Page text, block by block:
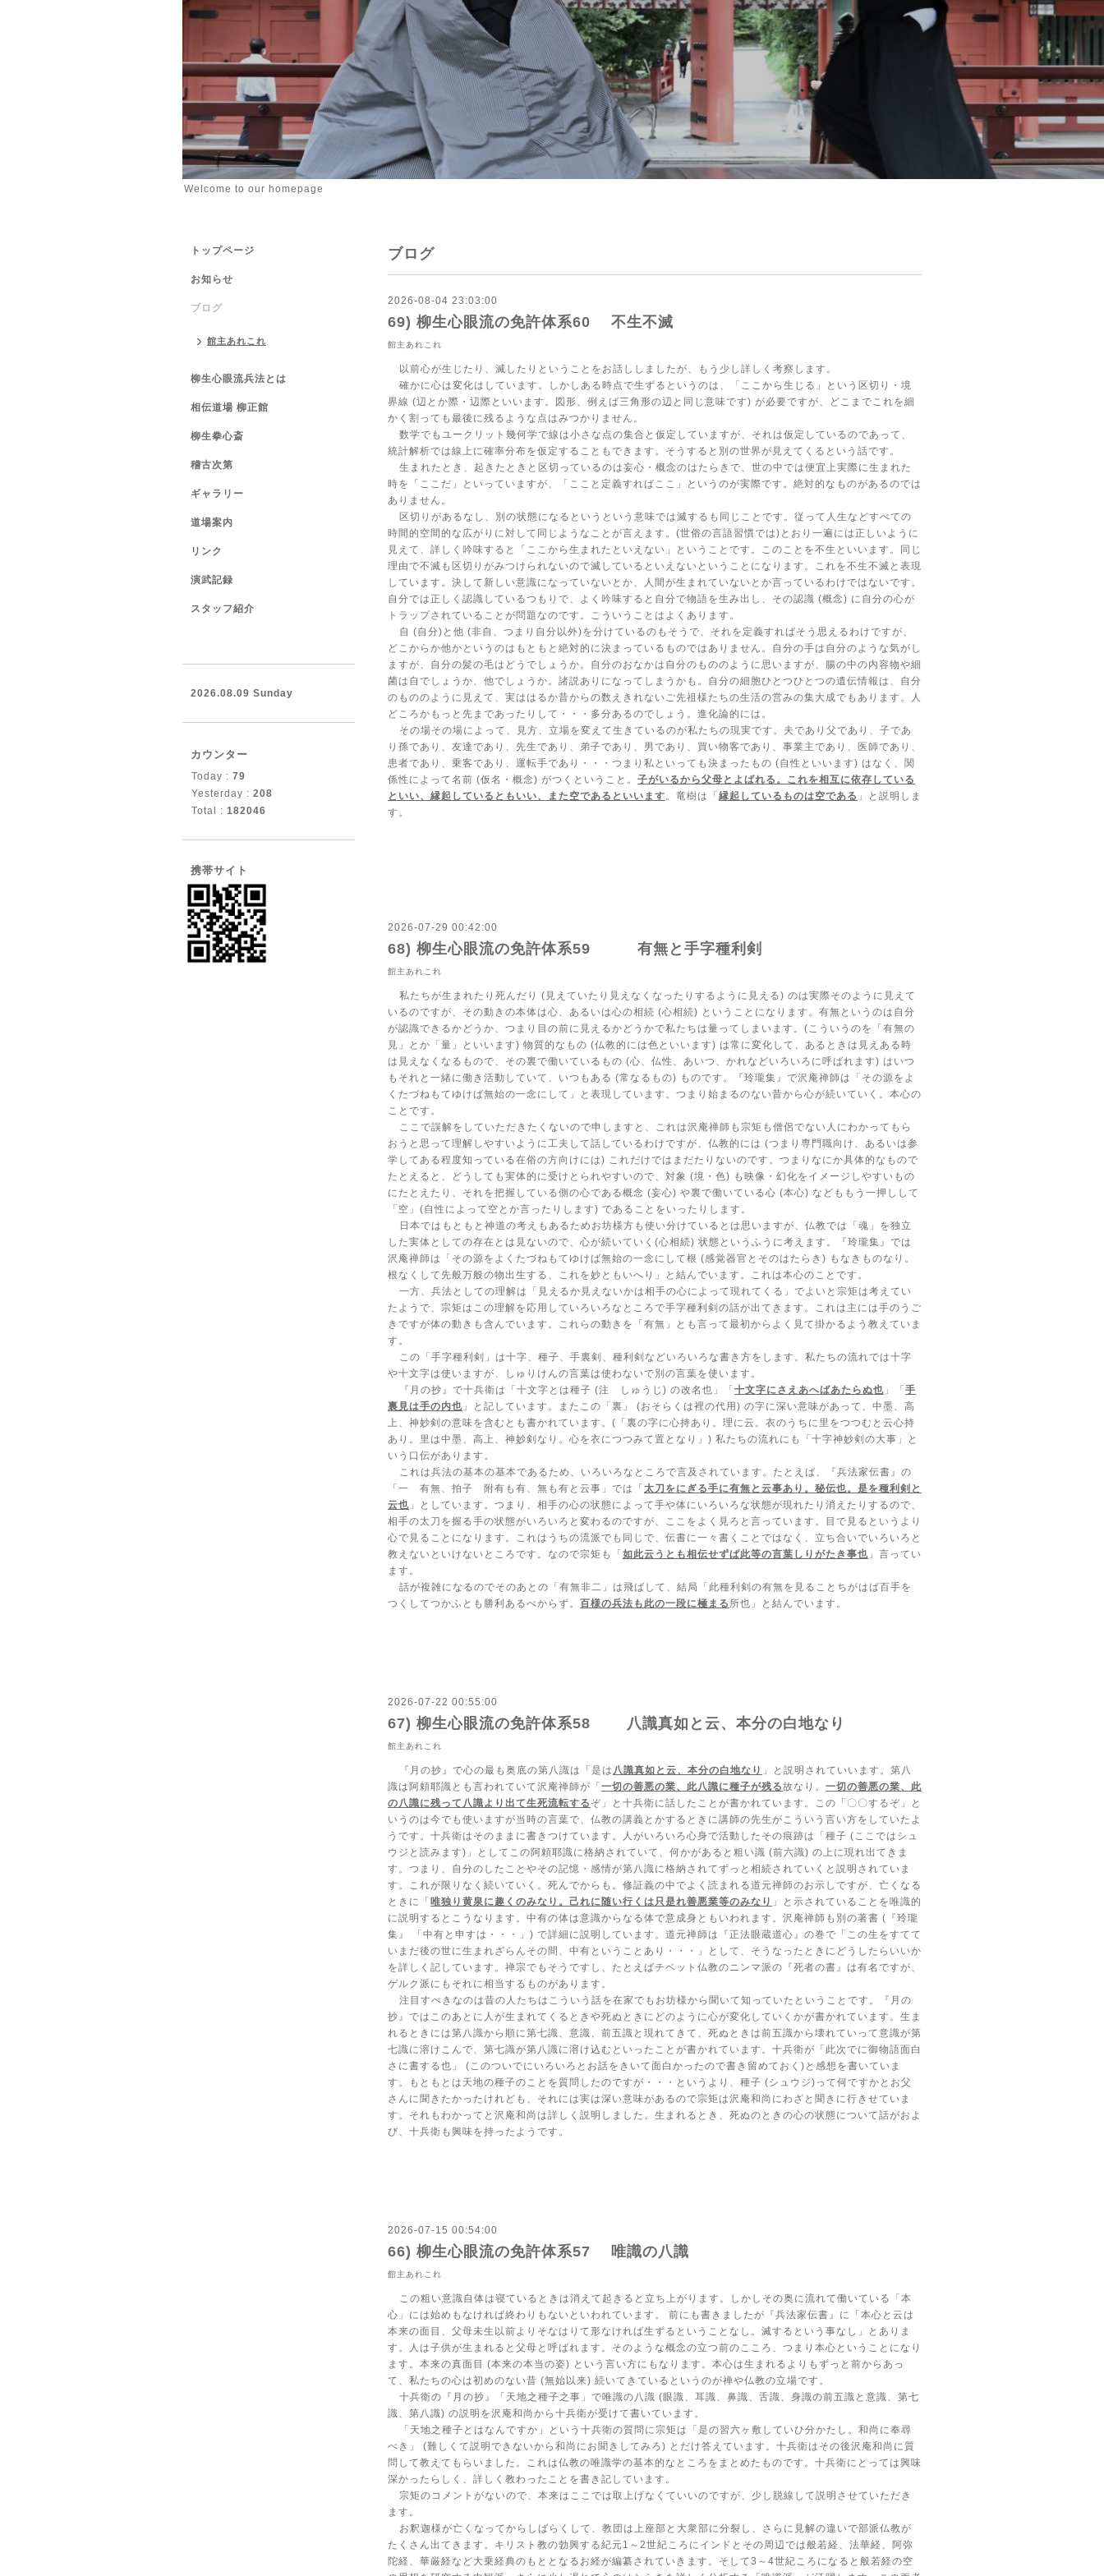
Welcome to our homepage
ブログ
2026-08-04 23:03:00
69) 柳生心眼流の免許体系60 不生不滅
館主あれこれ
以前心が生じたり、滅したりということをお話ししましたが、もう少し詳しく考察します。
確かに心は変化はしています。しかしある時点で生ずるというのは、「ここから生じる」という区切り・境
界線 (辺とか際・辺際といいます。図形、例えば三角形の辺と同じ意味です) が必要ですが、どこまでこれを細
かく割っても最後に残るような点はみつかりません。
数学でもユークリット幾何学で線は小さな点の集合と仮定していますが、それは仮定しているのであって、
統計解析では線上に確率分布を仮定することもできます。そうすると別の世界が見えてくるという話です。
生まれたとき、起きたときと区切っているのは妄心・概念のはたらきで、世の中では便宜上実際に生まれた
時を「ここだ」といっていますが、「ここと定義すればここ」というのが実際です。絶対的なものがあるのでは
ありません。
区切りがあるなし、別の状態になるというという意味では滅するも同じことです。従って人生などすべての
時間的空間的な広がりに対して同じようなことが言えます。 (世俗の言語習慣では) とおり一遍には正しいように
見えて、詳しく吟味すると「ここから生まれたといえない」ということです。このことを不生といいます。同じ
理由で不滅も区切りがみつけられないので滅しているといえないということになります。これを不生不滅と表現
しています。決して新しい意識になっていないとか、人間が生まれていないとか言っているわけではないです。
自分では正しく認識しているつもりで、よく吟味すると自分で物語を生み出し、その認識 (概念) に自分の心が
トラップされていることが問題なのです。こういうことはよくあります。
自 (自分) と他 (非自、つまり自分以外)を分けているのもそうで、それを定義すればそう思えるわけですが、
どこからか他かというのはもともと絶対的に決まっているものではありません。自分の手は自分のような気がし
ますが、自分の髪の毛はどうでしょうか。自分のおなかは自分のもののように思いますが、腸の中の内容物や細
菌は自でしょうか、他でしょうか。諸説ありになってしまうかも。自分の細胞ひとつひとつの遺伝情報は、自分
のもののように見えて、実ははるか昔からの数えきれないご先祖様たちの生活の営みの集大成でもあります。人
どころかもっと先まであったりして・・・多分あるのでしょう。進化論的には。
その場その場によって、見方、立場を変えて生きているのが私たちの現実です。夫であり父であり、子であ
り孫であり、友達であり、先生であり、弟子であり、男であり、買い物客であり、事業主であり、医師であり、
患者であり、乗客であり、運転手であり・・・つまり私といっても決まったもの (自性といいます) はなく、関
係性によって名前 (仮名・概念) がつくということ。 子がいるから父母とよばれる。これを相互に依存している
といい、縁起しているともいい、また空であるといいます。竜樹は「 縁起しているものは空である 」と説明しま
す。
2026-07-29 00:42:00
68) 柳生心眼流の免許体系59 有無と手字種利剣
館主あれこれ
私たちが生まれたり死んだり ( 見えていたり見えなくなったりするように見える) のは実際そのように見えて
いるのですが、その動きの本体は心、あるいは心の相続 (心相続) ということになります。有無というのは自分
が認識できるかどうか、つまり目の前に見えるかどうかで私たちは量ってしまいます。 (こういうのを「有無の
見」とか「量」といいます) 物質的なもの (仏教的には色といいます) は常に変化して、あるときは見えある時
は見えなくなるもので、その裏で働いているもの (心、仏性、あいつ、かれなどいろいろに呼ばれます) はいつ
もそれと一緒に働き活動していて、いつもある (常なるもの) ものです。『玲瓏集』で沢庵禅師は「その源をよ
くたづねもてゆけば無始の一念にして」と表現しています。つまり始まるのない昔から心が続いていく。本心の
ことです。
ここで誤解をしていただきたくないので申しますと、これは沢庵禅師も宗矩も僧侶でない人にわかってもら
おうと思って理解しやすいように工夫して話しているわけですが、仏教的には (つまり専門職向け、あるいは参
学してある程度知っている在俗の方向けには) これだけではまだたりないのです。つまりなにか具体的なもので
たとえると、どうしても実体的に受けとられやすいので、対象 (境・色) も映像・幻化をイメージしやすいもの
にたとえたり、それを把握している側の心である概念 (妄心) や裏で働いている心 (本心) などももう一押しして
「空」 (自性によって空とか言ったりします) であることをいったりします。
日本ではもともと神道の考えもあるためお坊様方も使い分けているとは思いますが、仏教では「魂」を独立
した実体としての存在とは見ないので、心が続いていく (心相続) 状態というふうに考えます。『玲瓏集』では
沢庵禅師は「その源をよくたづねもてゆけば無始の一念にして根 (感覚器官とそのはたらき ) もなきものなり。
根なくして先般万般の物出生する、これを妙ともいへり」と結んでいます。これは本心のことです。
一方、兵法としての理解は「見えるか見えないかは相手の心によって現れてくる」でよいと宗矩は考えてい
たようで、宗矩はこの理解を応用していろいろなところで手字種利剣の話が出てきます。これは主には手のうご
きですが体の動きも含んでいます。これらの動きを「有無」とも言って最初からよく見て掛かるよう教えていま
す。
この「手字種利剣」は十字、種子、手裏剣、種利剣などいろいろな書き方をします。私たちの流れでは十字
や十文字は使いますが、しゅりけんの言葉は使わないで別の言葉を使います。
『月の抄』で十兵衛は「十文字とは種子 (注 しゅうじ ) の改名也」「 十文字にさえあへばあたらぬ也 」「 手
裏見は手の内也 」と記しています。またこの「裏」 (おそらくは裡の代用 ) の字に深い意味があって、中墨、高
上、神妙剣の意味を含むとも書かれています。 ( 「裏の字に心持あり。理に云。衣のうちに里をつつむと云心持
あり。里は中墨、高上、神妙剣なり。心を衣につつみて置となり」 ) 私たちの流れにも「十字神妙剣の大事」と
いう口伝があります。
これは兵法の基本の基本であるため、いろいろなところで言及されています。たとえば、『兵法家伝書』の
「一 有無、拍子 附有も有、無も有と云事」では「 太刀をにぎる手に有無と云事あり。秘伝也。是を種利剣と
云也 」としています。つまり、相手の心の状態によって手や体にいろいろな状態が現れたり消えたりするので、
相手の太刀を握る手の状態がいろいろと変わるのですが、ここをよく見ろと言っています。目で見るというより
心で見ることになります。これはうちの流派でも同じで、伝書に一々書くことではなく、立ち合いでいろいろと
教えないといけないところです。なので宗矩も「 如此云うとも相伝せずぱ此等の言葉しりがたき事也 」言ってい
ます。
話が複雑になるのでそのあとの「有無非二」は飛ばして、結局「此種利剣の有無を見ることちがはば百手を
つくしてつかふとも勝利あるべからず。 百様の兵法も此の一段に極まる 所也」と結んでいます。
2026-07-22 00:55:00
67) 柳生心眼流の免許体系58 八識真如と云、本分の白地なり
館主あれこれ
『月の抄』で心の最も奥底の第八識は「是は 八識真如と云、本分の白地なり 」と説明されていいます。第八
識は阿頼耶識とも言われていて沢庵禅師が「 一切の善悪の業、此八識に種子が残る故なり。 一切の善悪の業、此
の八識に残って八識より出て生死流転する ぞ」と十兵衛に話したことが書かれています。この「〇〇するぞ」と
いうのは今でも使いますが当時の言葉で、仏教の講義とかするときに講師の先生がこういう言い方をしていたよ
うです。十兵衛はそのままに書きつけています。人がいろいろ心身で活動したその痕跡は「種子 (ここではシュ
ウジと読みます) 」としてこの阿頼耶識に格納されていて、何かがあると粗い識 (前六識) の上に現れ出てきま
す。つまり、自分のしたことやその記憶・感情が第八識に格納されてずっと相続されていくと説明されていま
す。これが限りなく続いていく。死んでからも。修証義の中でよく読まれる道元禅師のお示しですが、亡くなる
ときに「 唯独り黄泉に趣くのみなり。己れに随い行くは只是れ善悪業等のみなり 」と示されていることを唯識的
に説明するとこうなります。中有の体は意識からなる体で意成身ともいわれます。沢庵禅師も別の著書 ( 『玲瓏
集』 「中有と申すは・・・」 ) で詳細に説明しています。道元禅師は『正法眼蔵道心』の巻で「この生をすてて
いまだ後の世に生まれざらんその間、中有ということあり・・・」として、そうなったときにどうしたらいいか
を詳しく記しています。禅宗でもそうですし、たとえばチベット仏教のニンマ派の『死者の書』は有名ですが、
ゲルク派にもそれに相当するものがあります。
注目すべきなのは昔の人たちはこういう話を在家でもお坊様から聞いて知っていたということです。『月の
抄』ではこのあとに人が生まれてくるときや死ぬときにどのように心が変化していくかが書かれています。生ま
れるときには第八識から順に第七識、意識、前五識と現れてきて、死ぬときは前五識から壊れていって意識が第
七識に溶けこんで、第七識が第八識に溶け込むといったことが書かれています。十兵衛が「此次でに御物語面白
さに書する也」
(このついでにいろいろとお話をきいて面白かったので書き留めておく ) と感想を書いていま
す。もともとは天地の種子のことを質問したのですが・・・というより、種子 (シュウジ) って何ですかとお父
さんに聞きたかったけれども、それには実は深い意味があるので宗矩は沢庵和尚にわざと聞きに行きせていま
す。それもわかってと沢庵和尚は詳しく説明しました。生まれるとき、死ぬのときの心の状態について話がおよ
び、十兵衛も興味を持ったようです。
2026-07-15 00:54:00
66) 柳生心眼流の免許体系57 唯識の八識
館主あれこれ
この粗い意識自体は寝ているときは消えて起きると立ち上がります。しかしその奥に流れて働いている「本
心」には始めもなければ終わりもないといわれています。 前にも書きましたが『兵法家伝書』に「本心と云は
本来の面目、父母未生以前よりそなはりて形なければ生ずるということなし。滅するという事なし」とありま
す。人は子供が生まれると父母と呼ばれます。そのような概念の立つ前のこころ、つまり本心ということになり
ます。本来の真面目 (本来の本当の姿) という言い方にもなります。本心は生まれるよりもずっと前からあっ
て、私たちの心は初めのない昔 (無始以来) 続いてきているというのが禅や仏教の立場です。
十兵衛の『月の抄』「天地之種子之事」で唯識の八識 (眼識、耳識、鼻識、舌識、身識の前五識と意識、第七
識、第八識) の説明を沢庵和尚から十兵衛が受けて書いています。
「天地之種子とはなんですか」という十兵衛の質問に宗矩は「是の習六ヶ敷していひ分かたし。和尚に奉尋
べき」
(難しくて説明できないから和尚にお聞きしてみろ) とだけ答えています。十兵衛はその後沢庵和尚に質
問して教えてもらいました。これは仏教の唯識学の基本的なところをまとめたものです。十兵衛にとっては興味
深かったらしく、詳しく教わったことを書き記しています。
宗矩のコメントがないので、本来はここでは取上げなくていいのですが、少し脱線して説明させていただき
ます。
お釈迦様が亡くなってからしばらくして、教団は上座部と大衆部に分裂し、さらに見解の違いで部派仏教が
たくさん出てきます。キリスト教の勃興する紀元1 ～ 2世紀ころにインドとその周辺では般若経、法華経、阿弥
陀経、華厳経など大乗経典のもととなるお経が編纂されていきます。そして3 ～ 4世紀ころになると般若経の空
トップページ
お知らせ
ブログ
館主あれこれ
柳生心眼流兵法とは
相伝道場 柳正館
柳生拳心斎
稽古次第
ギャラリー
道場案内
リンク
演武記録
スタッフ紹介
2026.08.09 Sunday
カウンター
Today : 79
Yesterday : 208
Total : 182046
携帯サイト